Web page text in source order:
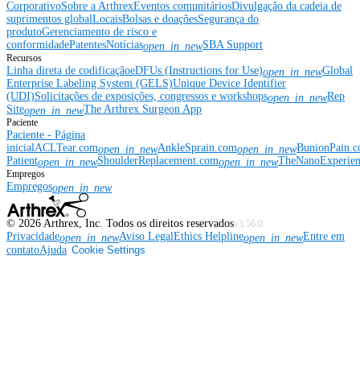
CorporativoSobre a ArthrexEventos comunitáriosDivulgação da cadeia de
suprimentos globalLocaisBolsas e doaçõesSegurança do
produtoGerenciamento de risco e
conformidadePatentesNotíciasopen_in_newSBA Support
Recursos
Linha direta de codificaçãoeDFUs (Instructions for Use)open_in_newGlobal
Enterprise Labeling System (GELS)Unique Device Identifier
(UDI)Solicitações de exposições, congressos e workshopsopen_in_newRep
Siteopen_in_newThe Arthrex Surgeon App
Paciente
Paciente - Página
inicialACLTear.comopen_in_newAnkleSprain.comopen_in_new
Patientopen_in_newShoulderReplacement.comopen_in_new
Empregos
Empregosopen_in_new
© 2026 Arthrex, Inc. Todos os direitos reservadosv3.56.0
Privacidadeopen_in_newAviso LegalEthics Helplineopen_in_newEntre em
contatoAjuda Cookie Settings